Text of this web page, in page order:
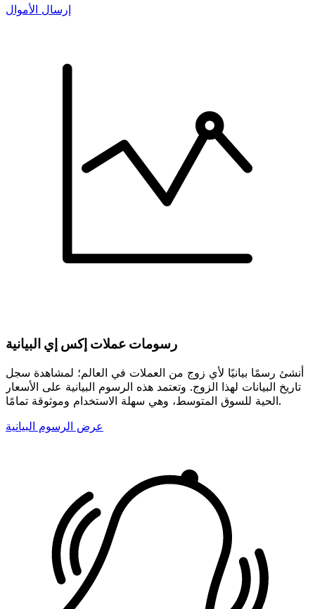
إرسال الأموال
رسومات عملات إكس إي البيانية
أنشئ رسمًا بيانيًا لأي زوج من العملات في العالم؛ لمشاهدة سجل
تاريخ البيانات لهذا الزوج. وتعتمد هذه الرسوم البيانية على الأسعار
الحية للسوق المتوسط، وهي سهلة الاستخدام وموثوقة تمامًا.
عرض الرسوم البيانية